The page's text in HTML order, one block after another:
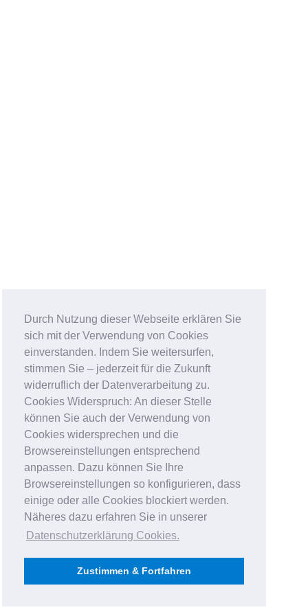
Durch Nutzung dieser Webseite erklären Sie
sich mit der Verwendung von Cookies
einverstanden. Indem Sie weitersurfen,
stimmen Sie – jederzeit für die Zukunft
widerruflich der Datenverarbeitung zu.
Cookies Widerspruch: An dieser Stelle
können Sie auch der Verwendung von
Cookies widersprechen und die
Browsereinstellungen entsprechend
anpassen. Dazu können Sie Ihre
Browsereinstellungen so konfigurieren, dass
einige oder alle Cookies blockiert werden.
Näheres dazu erfahren Sie in unserer
Datenschutzerklärung Cookies.
Zustimmen & Fortfahren